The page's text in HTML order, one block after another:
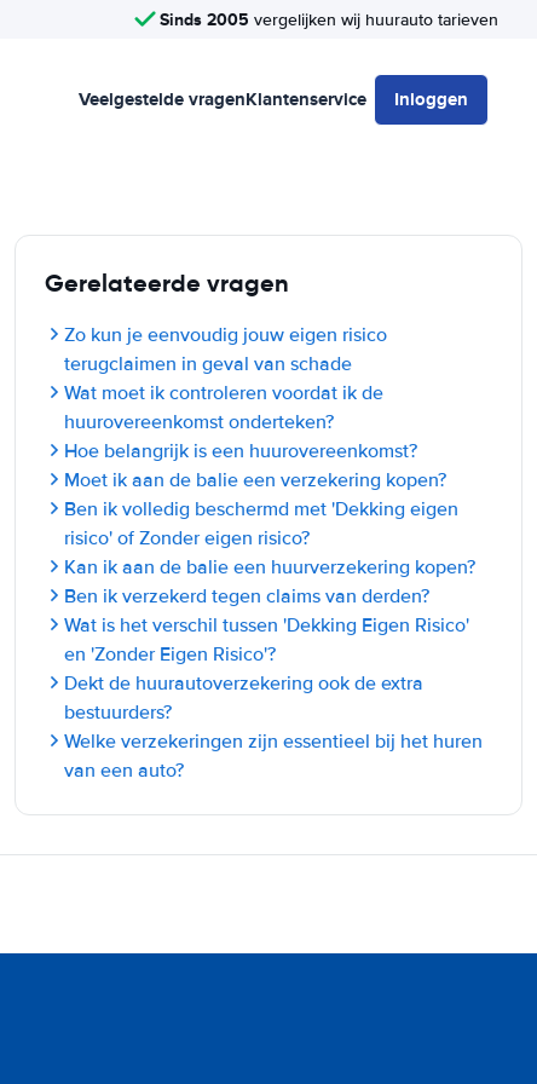
Sinds 2005 vergelijken wij huurauto tarieven
Veelgestelde vragenKlantenservice Inloggen
Gerelateerde vragen
Zo kun je eenvoudig jouw eigen risico
terugclaimen in geval van schade
Wat moet ik controleren voordat ik de
huurovereenkomst onderteken?
Hoe belangrijk is een huurovereenkomst?
Moet ik aan de balie een verzekering kopen?
Ben ik volledig beschermd met 'Dekking eigen
risico' of Zonder eigen risico?
Kan ik aan de balie een huurverzekering kopen?
Ben ik verzekerd tegen claims van derden?
Wat is het verschil tussen 'Dekking Eigen Risico'
en 'Zonder Eigen Risico'?
Dekt de huurautoverzekering ook de extra
bestuurders?
Welke verzekeringen zijn essentieel bij het huren
van een auto?